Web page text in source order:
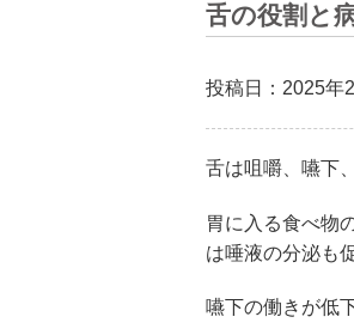
舌の役割と
投稿日：2025年
舌は咀嚼、嚥下
胃に入る食べ物
は唾液の分泌も
嚥下の働きが低